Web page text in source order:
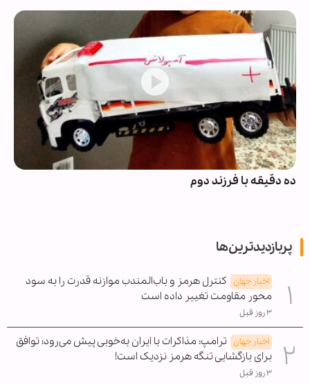
ده دقیقه با فرزند دوم
پربازدیدترین‌ها
اخبار جهان کنترل هرمز و باب‌المندب موازنه قدرت را به سود
محور مقاومت تغییر داده است
۳ روز قبل
اخبار جهان ترامپ: مذاکرات با ایران به‌خوبی پیش می‌رود؛ توافق
برای بازگشایی تنگه هرمز نزدیک است!
۳ روز قبل